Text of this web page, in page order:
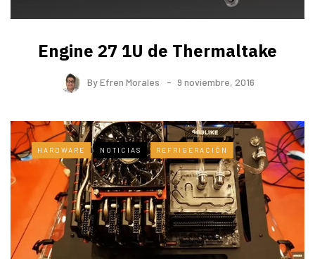
Engine 27 1U de Thermaltake
ByEfren Morales 9 noviembre, 2016
HARDWARE NOTICIAS REFRIGERACIÓN